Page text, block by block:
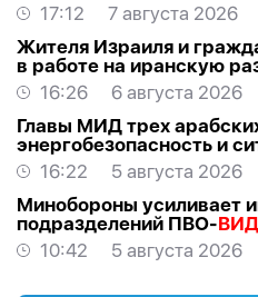
17:12
7 августа 2026
Жителя Израиля и
в работе на иранскую
16:26
6 августа 2026
Главы МИД трех
энергобезопасность и
16:22
5 августа 2026
Минобороны усиливает
подразделений ПВО-
10:42
5 августа 2026